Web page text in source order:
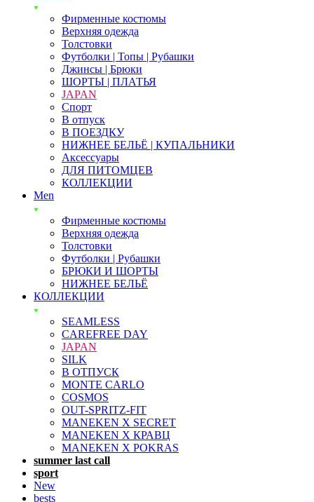
Фирменные костюмы
Верхняя одежда
Толстовки
Футболки | Топы | Рубашки
Джинсы | Брюки
ШОРТЫ | ПЛАТЬЯ
JAPAN
Спорт
В отпуск
В ПОЕЗДКУ
НИЖНЕЕ БЕЛЬЁ | КУПАЛЬНИКИ
Аксессуары
ДЛЯ ПИТОМЦЕВ
КОЛЛЕКЦИИ
Men
Фирменные костюмы
Верхняя одежда
Толстовки
Футболки | Рубашки
БРЮКИ И ШОРТЫ
НИЖНЕЕ БЕЛЬЁ
КОЛЛЕКЦИИ
SEAMLESS
CAREFREE DAY
JAPAN
SILK
В ОТПУСК
MONTE CARLO
COSMOS
OUT-SPRITZ-FIT
MANEKEN X SECRET
MANEKEN X КРАВЦ
MANEKEN X POKRAS
summer last call
sport
New
bests